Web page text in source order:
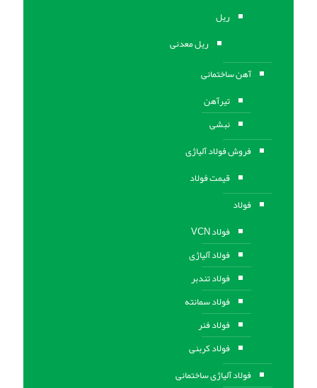
ریل
ریل معدنی
آهن ساختمانی
تیرآهن
نبشی
فروش فولاد آلیاژی
قیمت فولاد
فولاد
فولاد VCN
فولاد آلیاژی
فولاد تندبر
فولاد سمانته
فولاد فنر
فولاد کربنی
فولاد آلیاژی ساختمانی